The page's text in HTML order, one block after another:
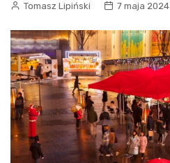
Tomasz Lipiński 7 maja 2024